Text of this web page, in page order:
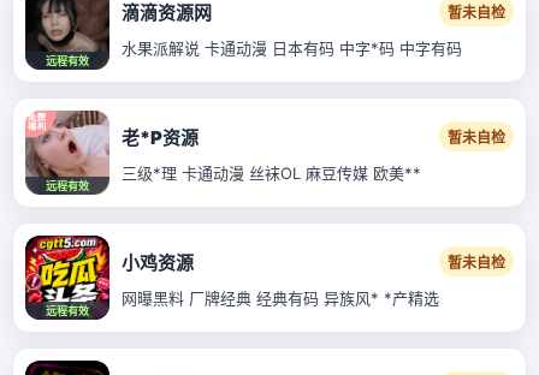
远程有效
滴滴资源网 暂未自检
水果派解说 卡通动漫 日本有码 中字*码 中字有码
远程有效
老*P资源 暂未自检
三级*理 卡通动漫 丝袜OL 麻豆传媒 欧美**
远程有效
小鸡资源 暂未自检
网曝黑料 厂牌经典 经典有码 异族风* *产精选